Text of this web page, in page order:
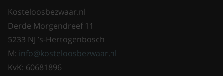
Kosteloosbezwaar.nl
Derde Morgendreef 11
5233 NJ ’s-Hertogenbosch
M: info@kosteloosbezwaar.nl
KvK: 60681896